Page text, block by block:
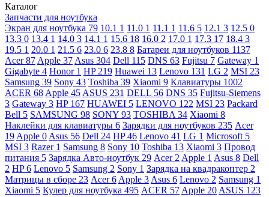
Каталог
Запчасти для ноутбука
Экран для ноутбука 79 10.1 1 11.0 1 11.1 1 11.6 5 12.1 3 12.5 0
13.3 0 13.4 1 14.0 3 14.1 1 15.6 18 16.0 2 17.0 1 17.3 17 18.4 3
19.5 1 20.0 1 21.5 6 23.0 6 23.8 8 Батареи для ноутбуков 1137
Acer87 Apple 37 Asus 304 Dell 115 DNS 63 Fujitsu 7 Gateway 1
Gigabyte 4 Honor 1 HP 219 Huawei 13 Lenovo 131 LG 2 MSI 23
Samsung 39 Sony 43 Toshiba 39 Xiaomi 9 Клавиатуры 1002
ACER 68 Apple 45 ASUS 231 DELL 56 DNS 35 Fujitsu-Siemens
3 Gateway 3 HP 167 HUAWEI 5 LENOVO 122 MSI 23 Packard
Bell 5 SAMSUNG 98 SONY 93 TOSHIBA 34 Xiaomi 8
Наклейки для клавиатуры 6 Зарядки для ноутбуков 235 Acer
19 Apple 0 Asus 56 Dell 24 HP46 Lenovo 41 LG 1 Microsoft 5
MSI 3 Razer 1 Samsung 8 Sony 10 Toshiba 13 Xiaomi 3 Провод
питания 5 Зарядка Авто-ноутбук 29 Acer 2 Apple 1 Asus 8 Dell
2 HP6 Lenovo 5 Samsung 2 Sony 1 Зарядка на квадракоптер 2
Матрицы в сборе 23 Acer6 Apple 3 Asus 6 Lenovo 2 Samsung 1
Xiaomi 5 Кулер для ноутбука 495 ACER 57 Apple 20 ASUS 123